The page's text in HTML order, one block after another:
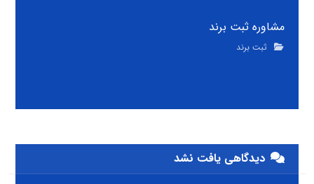
مشاوره ثبت برند
ثبت برند
دیدگاهی یافت نشد